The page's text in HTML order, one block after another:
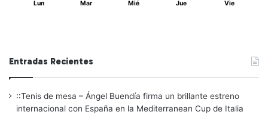
Lun Mar Mié Jue Vie
Entradas Recientes
::Tenis de mesa – Ángel Buendía firma un brillante estreno
internacional con España en la Mediterranean Cup de Italia